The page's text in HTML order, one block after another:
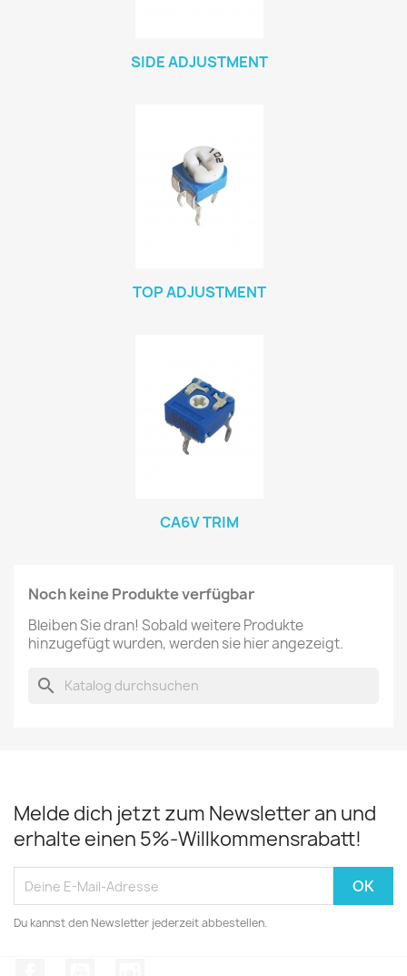
SIDE ADJUSTMENT
TOP ADJUSTMENT
CA6V TRIM
Noch keine Produkte verfügbar
Bleiben Sie dran! Sobald weitere Produkte
hinzugefügt wurden, werden sie hier angezeigt.
search
Melde dich jetzt zum Newsletter an und
erhalte einen 5%-Willkommensrabatt!
Du kannst den Newsletter jederzeit abbestellen.